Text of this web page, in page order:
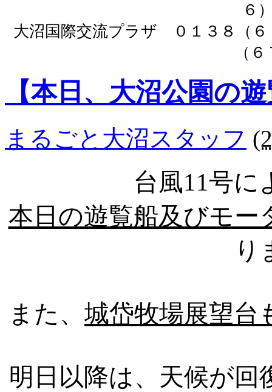
６
大沼国際交流プラザ ０１３８（
（
【本日、大沼公園の
まるごと大沼スタッフ (
台風11号に
本日の遊覧船及びモー
り
また、 城岱牧場展望台
明日以降は、天候が回